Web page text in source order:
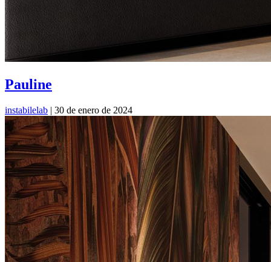
Pauline
instabilelab | 30 de enero de 2024